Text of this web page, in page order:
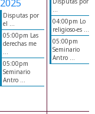
2025
Disputas por
el ...
05:00pm Las
derechas me
...
05:00pm
Seminario
Antro ...
...
04:00pm Lo
religioso-es ...
05:00pm
Seminario
Antro ...